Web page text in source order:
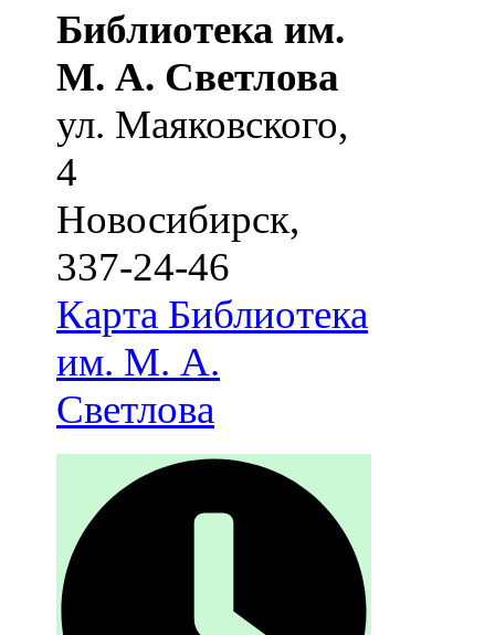
Библиотека им.
М. А. Светлова
ул. Маяковского,
4
Новосибирск,
337-24-46
Карта Библиотека
им. М. А.
Светлова